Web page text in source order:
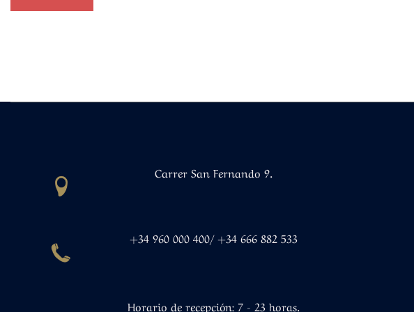
Carrer San Fernando 9.
+34 960 000 400/ +34 666 882 533
Horario de recepción: 7 - 23 horas.